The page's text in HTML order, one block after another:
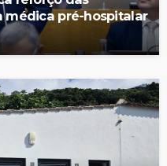
médica pré-hospitalar